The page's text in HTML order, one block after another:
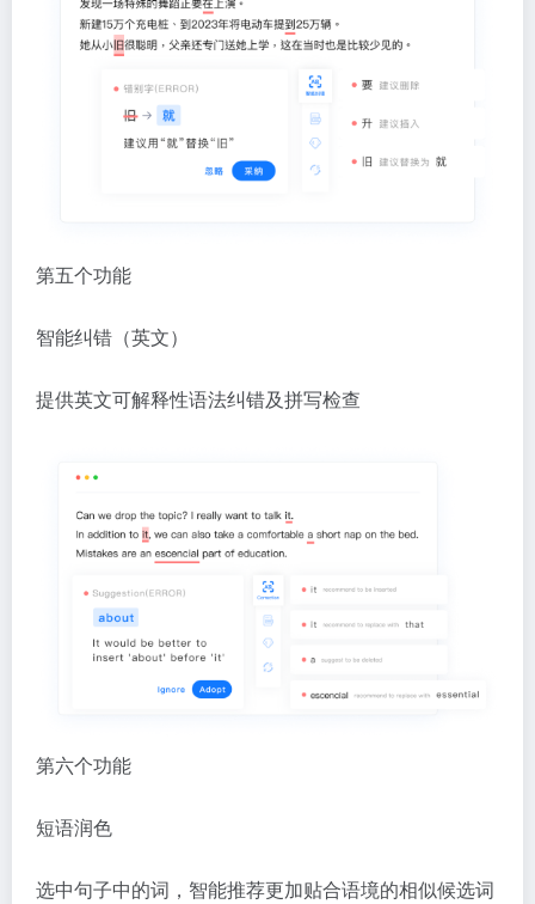
第五个功能
智能纠错（英文）
提供英文可解释性语法纠错及拼写检查
第六个功能
短语润色
选中句子中的词，智能推荐更加贴合语境的相似候选词